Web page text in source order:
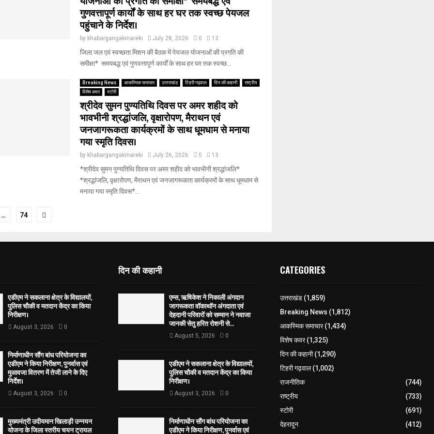
गुणवत्तापूर्ण कार्यों के साथ हर घर तक स्वच्छ पेयजल
पहुंचाने के निर्देश।
by khabargangakinareki July 28, 2026 0 13
जिला जल एवं स्वच्छता मिशन की बैठक में पेयजल योजनाओं की प्रगति की
समीक्षा* ‎ ‎समयबद्ध एवं गुणवत्तापूर्ण कार्यों के साथ हर घर तक स्वच्छ...
Breaking News आकस्मिक समाचार उत्तराखंड टिहरी गढ़वाल दिन की कहानी
राष्ट्रीय
विशेष कवर
स्टोरी
श्रीदेव सुमन पुण्यतिथि दिवस पर अमर शहीद को
भावभीनी श्रद्धांजलि, वृक्षारोपण, मैराथन एवं
जनजागरूकता कार्यक्रमों के साथ धूमधाम से मनाया
गया स्मृति दिवस।
by khabargangakinareki July 26, 2026 0 13
*श्रीदेव सुमन पुण्यतिथि दिवस पर अमर शहीद को भावभीनी श्रद्धांजलि* ‎
‎*श्रद्धांजलि, वृक्षारोपण, मैराथन एवं जनजागरूकता कार्यक्रमों के साथ धूमधाम से
मनाया गया स्मृति दिवस*...
… 74
एडीएम ने सकलाना क्षेत्र के विद्यालयों,
पुलिस चौकी व मतदान केंद्र का किया
निरीक्षण।
August 3, 2026 0
निर्माणाधीन सौंग बांध परियोजना का
एडीएम ने किया निरीक्षण, पुनर्वास एवं
मुआवजा वितरण में तेजी लाने के दिए
निर्देश।
August 3, 2026 0
मुख्यमंत्री उदीयमान खिलाड़ी उन्नयन
योजना के जिला स्तरीय चयन ट्रायल
दिन की कहानी
एम्स, ऋषिकेश ने निकाली अंगदान
जागरूकता वॉकाथॉन अंगदाता एवं
देहदानी परिवारों को सम्मान ने नवाजा
जानकी सेतु हरित रोशनी से...
August 5, 2026 0
एडीएम ने सकलाना क्षेत्र के विद्यालयों,
पुलिस चौकी व मतदान केंद्र का किया
निरीक्षण।
August 3, 2026 0
निर्माणाधीन सौंग बांध परियोजना का
एडीएम ने किया निरीक्षण, पुनर्वास एवं
CATEGORIES
उत्तराखंड(1,859)
Breaking News (1,812)
आकस्मिक समाचार(1,434)
विशेष कवर(1,325)
दिन की कहानी(1,290)
टिहरी गढ़वाल(1,002)
राजनीतिक
(744)
राष्ट्रीय
(733)
स्टोरी
(691)
देहरादून
(412)